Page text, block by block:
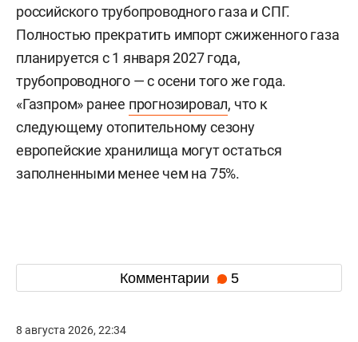
российского трубопроводного газа и СПГ.
Полностью прекратить импорт сжиженного газа
планируется с 1 января 2027 года,
трубопроводного — с осени того же года.
«Газпром» ранее прогнозировал, что к
следующему отопительному сезону
европейские хранилища могут остаться
заполненными менее чем на 75%.
Комментарии 5
8 августа 2026, 22:34